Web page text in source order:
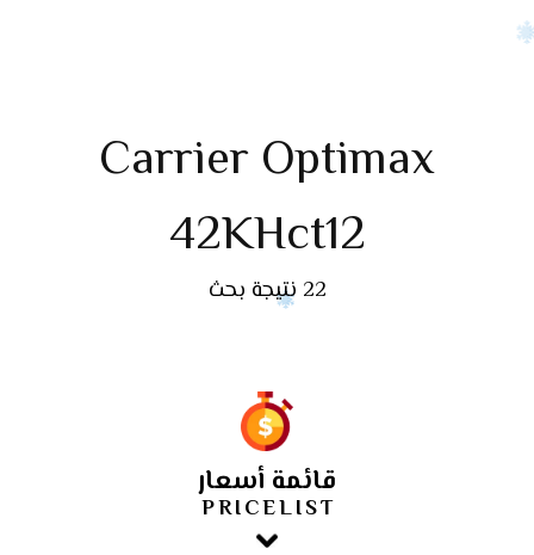
Carrier Optimax
42KHct12
22 نتيجة بحث
قائمة أسعار
PRICELIST